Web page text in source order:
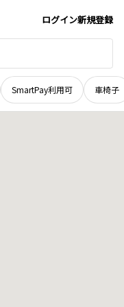
ログイン新規登録
SmartPay利用可 車椅子